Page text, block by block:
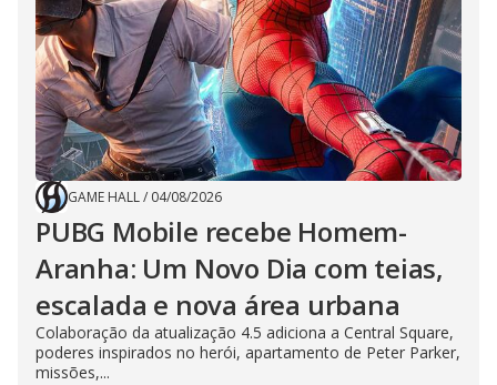
GAME HALL/ 04/08/2026
PUBG Mobile recebe Homem-
Aranha: Um Novo Dia com teias,
escalada e nova área urbana
Colaboração da atualização 4.5 adiciona a Central Square,
poderes inspirados no herói, apartamento de Peter Parker,
missões,...